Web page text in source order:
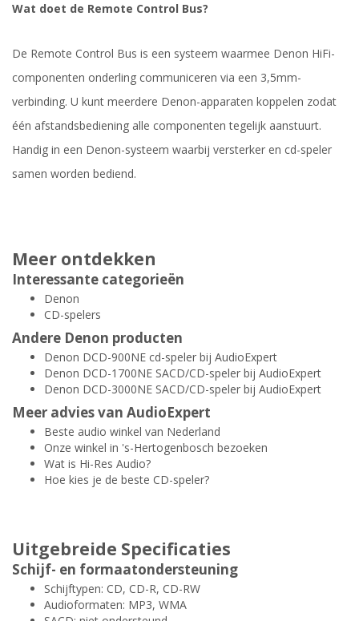
Wat doet de Remote Control Bus?
De Remote Control Bus is een systeem waarmee Denon HiFi-
componenten onderling communiceren via een 3,5mm-
verbinding. U kunt meerdere Denon-apparaten koppelen zodat
één afstandsbediening alle componenten tegelijk aanstuurt.
Handig in een Denon-systeem waarbij versterker en cd-speler
samen worden bediend.
Meer ontdekken
Interessante categorieën
Denon
CD-spelers
Andere Denon producten
Denon DCD-900NE cd-speler bij AudioExpert
Denon DCD-1700NE SACD/CD-speler bij AudioExpert
Denon DCD-3000NE SACD/CD-speler bij AudioExpert
Meer advies van AudioExpert
Beste audio winkel van Nederland
Onze winkel in 's-Hertogenbosch bezoeken
Wat is Hi-Res Audio?
Hoe kies je de beste CD-speler?
Uitgebreide Specificaties
Schijf- en formaatondersteuning
Schijftypen: CD, CD-R, CD-RW
Audioformaten: MP3, WMA